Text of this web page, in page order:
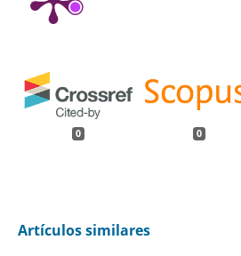
0 0
Artículos similares